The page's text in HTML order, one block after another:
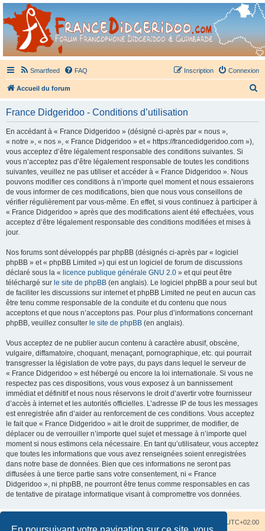
France Didgeridoo
Didgeridoo et Guimbarde sur France Didgeridoo - retrouvez la communauté.
Smartfeed FAQ Connexion
Inscription
Accueil du forum
France Didgeridoo - Conditions d’utilisation
En accédant à « France Didgeridoo » (désigné ci-après par « nous »,
« notre », « nos », « France Didgeridoo » et « https://francedidgeridoo.com »),
vous acceptez d’être légalement responsable des conditions suivantes. Si
vous n’acceptez pas d’être légalement responsable de toutes les conditions
suivantes, veuillez ne pas utiliser et accéder à « France Didgeridoo ». Nous
pouvons modifier ces conditions à n’importe quel moment et nous essaierons
de vous informer de ces modifications, bien que nous vous conseillons de
vérifier régulièrement par vous-même. En effet, si vous continuez à participer à
« France Didgeridoo » après que des modifications aient été effectuées, vous
acceptez d’être légalement responsable des conditions modifiées et mises à
jour.
Nos forums sont développés par phpBB (désignés ci-après par « logiciel
phpBB » et « phpBB Limited ») qui est un logiciel de forum de discussions
déclaré sous la « licence publique générale GNU 2.0 » et qui peut être
téléchargé sur le site de phpBB (en anglais). Le logiciel phpBB a pour seul but
de faciliter les discussions sur internet et phpBB Limited ne peut en aucun cas
être tenu comme responsable de la conduite et du contenu que nous
acceptons et que nous n’acceptons pas. Pour plus d’informations concernant
phpBB, veuillez consulter le site de phpBB (en anglais).
Vous acceptez de ne publier aucun contenu à caractère abusif, obscène,
vulgaire, diffamatoire, choquant, menaçant, pornographique, etc. qui pourrait
transgresser la législation de votre pays, du pays dans lequel le serveur de
« France Didgeridoo » est hébergé ou encore la loi internationale. Si vous ne
respectez pas ces dispositions, vous vous exposez à un bannissement
immédiat et définitif et nous nous réservons le droit d’avertir votre fournisseur
d’accès à internet et les autorités officielles. L’adresse IP de tous les messages
est enregistrée afin d’aider au renforcement de ces conditions. Vous acceptez
le fait que « France Didgeridoo » ait le droit de supprimer, de modifier, de
déplacer ou de verrouiller n’importe quel sujet et message à n’importe quel
moment si nous estimons cela nécessaire. En tant qu’utilisateur, vous acceptez
que toutes les informations que vous avez renseignées soient enregistrées
dans notre base de données. Bien que ces informations ne seront pas
diffusées à une tierce partie sans votre consentement, ni « France
Didgeridoo », ni phpBB, ne pourront être tenus comme responsables en cas
de tentative de piratage informatique visant à compromettre vos données.
UTC+02:00